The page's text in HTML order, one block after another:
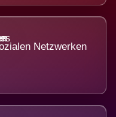
Netzwerken